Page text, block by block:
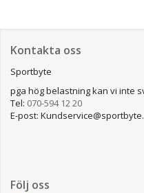
Kontakta oss
Sportbyte
pga hög belastning kan vi inte
Tel: 070-594 12 20
E-post:
Följ oss